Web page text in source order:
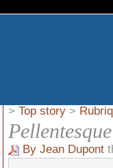
> Top story >
By Jean Dupont